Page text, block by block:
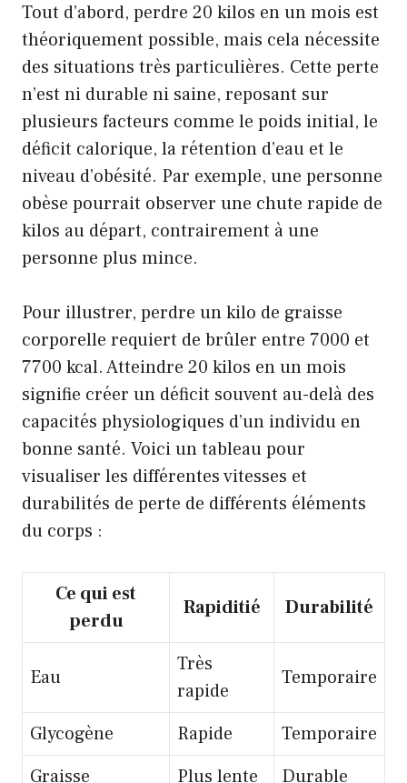
Tout d’abord, perdre 20 kilos en un mois est
théoriquement possible, mais cela nécessite
des situations très particulières. Cette perte
n’est ni durable ni saine, reposant sur
plusieurs facteurs comme le poids initial, le
déficit calorique, la rétention d’eau et le
niveau d’obésité. Par exemple, une personne
obèse pourrait observer une chute rapide de
kilos au départ, contrairement à une
personne plus mince.
Pour illustrer, perdre un kilo de graisse
corporelle requiert de brûler entre 7000 et
7700 kcal. Atteindre 20 kilos en un mois
signifie créer un déficit souvent au-delà des
capacités physiologiques d’un individu en
bonne santé. Voici un tableau pour
visualiser les différentes vitesses et
durabilités de perte de différents éléments
du corps :
Ce qui est
perdu
Rapiditié Durabilité
Eau
Très
rapide
Temporaire
Glycogène Rapide
Temporaire
Graisse
Plus lente
Durable